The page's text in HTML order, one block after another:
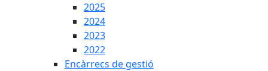
2025
2024
2023
2022
Encàrrecs de gestió